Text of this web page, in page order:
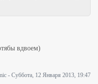
вдвоем)
- Суббота, 12 Января 2013, 19:47